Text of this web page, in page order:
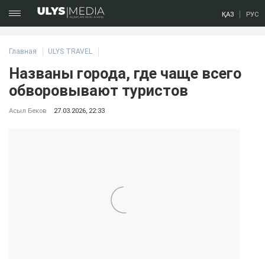
ҚАЗ РУС
Главная ULYS TRAVEL
Названы города, где чаще всего
обворовывают туристов
Асыл Беков 27.03.2026, 22:33